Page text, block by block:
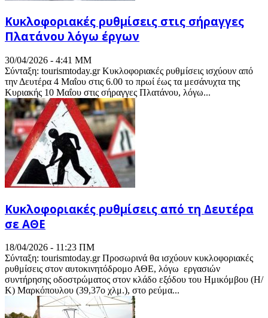
Κυκλοφοριακές ρυθμίσεις στις σήραγγες
Πλατάνου λόγω έργων
30/04/2026 - 4:41 ΜΜ
Σύνταξη: tourismtoday.gr Κυκλοφοριακές ρυθμίσεις ισχύουν από
την Δευτέρα 4 Μαΐου στις 6.00 το πρωί έως τα μεσάνυχτα της
Κυριακής 10 Μαΐου στις σήραγγες Πλατάνου, λόγω...
Κυκλοφοριακές ρυθμίσεις από τη Δευτέρα
σε ΑΘΕ
18/04/2026 - 11:23 ΠΜ
Σύνταξη: tourismtoday.gr Προσωρινά θα ισχύουν κυκλοφοριακές
ρυθμίσεις στον αυτοκινητόδρομο ΑΘΕ, λόγω εργασιών
συντήρησης οδοστρώματος στον κλάδο εξόδου του Ημικόμβου (Η/
Κ) Μαρκόπουλου (39,37ο χλμ.), στο ρεύμα...